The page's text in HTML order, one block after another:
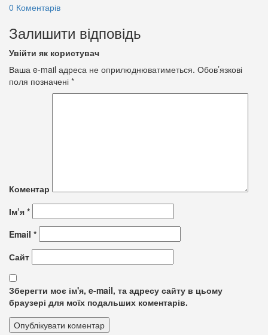
0 Коментарів
Залишити відповідь
Увійти як користувач
Ваша e-mail адреса не оприлюднюватиметься. Обов’язкові
поля позначені *
Коментар
Ім’я *
Email *
Сайт
Зберегти моє ім'я, e-mail, та адресу сайту в цьому
браузері для моїх подальших коментарів.